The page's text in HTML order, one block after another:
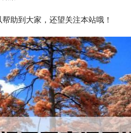
助到大家，还望关注本站哦！